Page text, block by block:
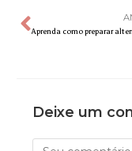
Aprenda como preparar
Deixe um